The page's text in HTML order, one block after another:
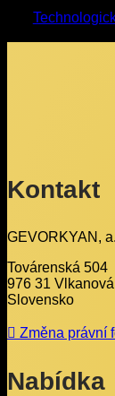
Kontakt
GEVORKYAN,
Továrenská 504
976 31 Vlkanová
Slovensko
Změna právní
Nabídka